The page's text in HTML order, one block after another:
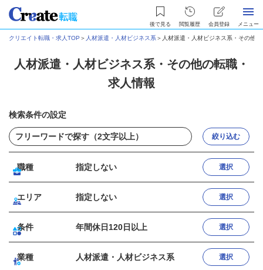
後で見る 閲覧履歴 会員登録 メニュー
クリエイト転職・求人TOP ＞ 人材派遣・人材ビジネス系＞ 人材派遣・人材ビジネス系・その他
人材派遣・人材ビジネス系・その他の転職・
求人情報
検索条件の設定
絞り込む
職種 指定しない 選択
エリア 指定しない 選択
条件 年間休日120日以上 選択
業種 人材派遣・人材ビジネス系 選択